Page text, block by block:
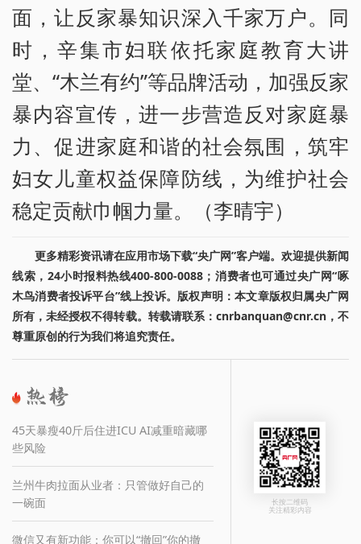
面，让反家暴知识深入千家万户。同
时，辛集市妇联依托家庭教育大讲
堂、“木兰有约”等品牌活动，加强反家
暴内容宣传，进一步营造反对家庭暴
力、促进家庭和谐的社会氛围，筑牢
妇女儿童权益保障防线，为维护社会
稳定贡献巾帼力量。（李晴宇）
更多精彩资讯请在应用市场下载“央广网”客户端。欢迎提供新闻
线索，24小时报料热线400-800-0088；消费者也可通过央广网“啄
木鸟消费者投诉平台”线上投诉。版权声明：本文章版权归属央广网
所有，未经授权不得转载。转载请联系：cnrbanquan@cnr.cn，不
尊重原创的行为我们将追究责任。
45天暴瘦40斤后住进ICU AI减重暗藏哪
些风险
兰州牛肉拉面从业者：只管做好自己的
一碗面
微信又有新功能：你可以“撤回”你的撤
长按二维码
关注精彩内容